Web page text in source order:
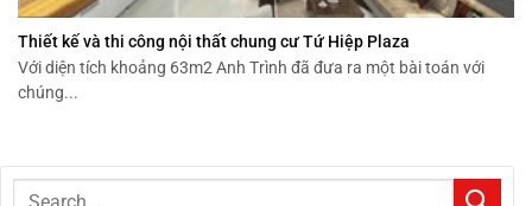
Thiết kế và thi công nội thất chung cư Tứ Hiệp Plaza
Với diện tích khoảng 63m2 Anh Trình đã đưa ra một bài toán với
chúng...